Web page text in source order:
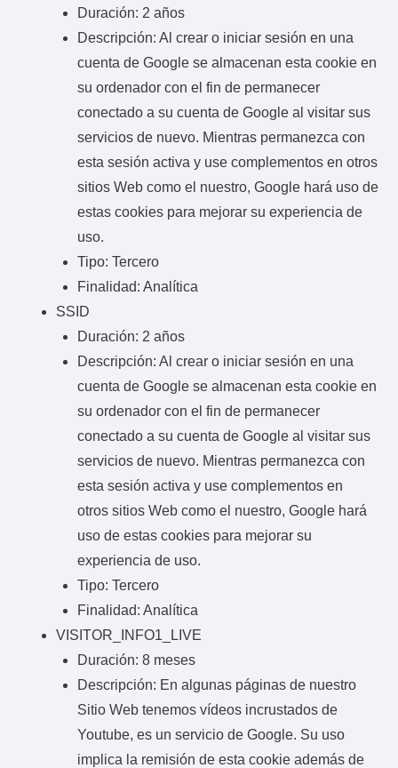
Duración: 2 años
Descripción: Al crear o iniciar sesión en una
cuenta de Google se almacenan esta cookie en
su ordenador con el fin de permanecer
conectado a su cuenta de Google al visitar sus
servicios de nuevo. Mientras permanezca con
esta sesión activa y use complementos en otros
sitios Web como el nuestro, Google hará uso de
estas cookies para mejorar su experiencia de
uso.
Tipo: Tercero
Finalidad: Analítica
SSID
Duración: 2 años
Descripción: Al crear o iniciar sesión en una
cuenta de Google se almacenan esta cookie en
su ordenador con el fin de permanecer
conectado a su cuenta de Google al visitar sus
servicios de nuevo. Mientras permanezca con
esta sesión activa y use complementos en
otros sitios Web como el nuestro, Google hará
uso de estas cookies para mejorar su
experiencia de uso.
Tipo: Tercero
Finalidad: Analítica
VISITOR_INFO1_LIVE
Duración: 8 meses
Descripción: En algunas páginas de nuestro
Sitio Web tenemos vídeos incrustados de
Youtube, es un servicio de Google. Su uso
implica la remisión de esta cookie además de